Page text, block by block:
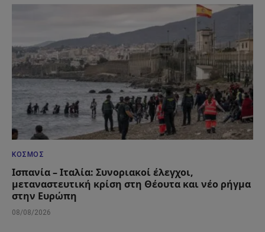
ΚΌΣΜΟΣ
Ισπανία – Ιταλία: Συνοριακοί έλεγχοι,
μεταναστευτική κρίση στη Θέουτα και νέο ρήγμα
στην Ευρώπη
08/08/2026